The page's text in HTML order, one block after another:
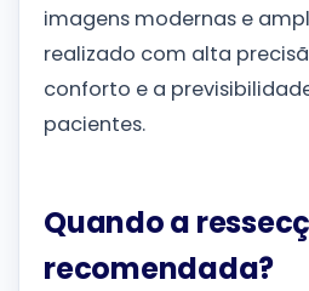
imagens modernas e
realizado com alta
conforto e a
pacientes.
Quando a
recomendada?